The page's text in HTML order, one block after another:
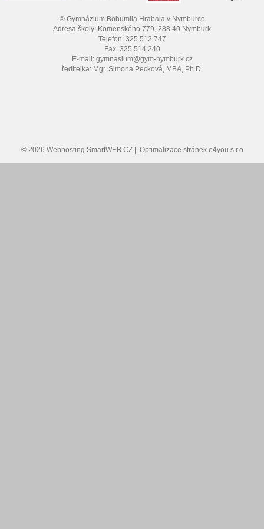
© Gymnázium Bohumila Hrabala v Nymburce
Adresa školy: Komenského 779, 288 40 Nymburk
Telefon: 325 512 747
Fax: 325 514 240
E-mail: gymnasium@gym-nymburk.cz
ředitelka: Mgr. Simona Pecková, MBA, Ph.D.
© 2026 Webhosting SmartWEB.CZ | Optimalizace stráneke4you s.r.o.